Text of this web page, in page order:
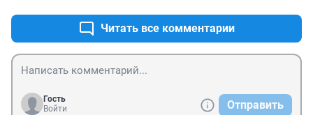
Читать все комментарии
Гость
Войти
Отправить